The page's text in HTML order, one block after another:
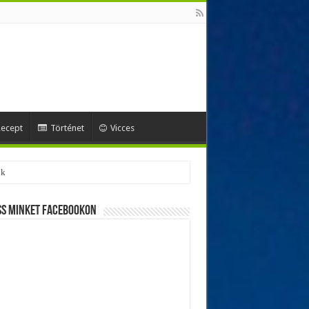
Történet Vicces
minket Facebookon